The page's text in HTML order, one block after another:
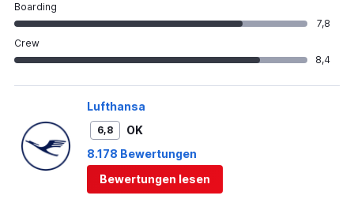
Boarding
7,8
Crew
8,4
Lufthansa
6,8
OK
8.178 Bewertungen
Bewertungen lesen